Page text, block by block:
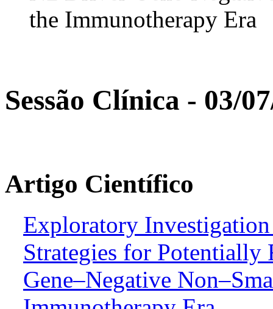
the Immunotherapy Era
Sessão Clínica - 03/
Artigo Científico
Exploratory
Strategies for Potentially
Gene–Negative